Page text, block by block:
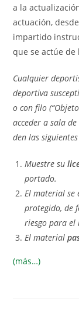
a la
actuación,
impartido
que se actúe
Cualquier
deportiva
o con filo
acceder a sala
den las
Muestre su
portado.
El material se
protegido, de
riesgo para el
El material
(más…)